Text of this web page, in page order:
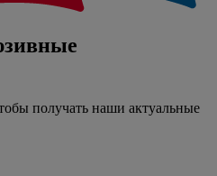
получать наши актуальные